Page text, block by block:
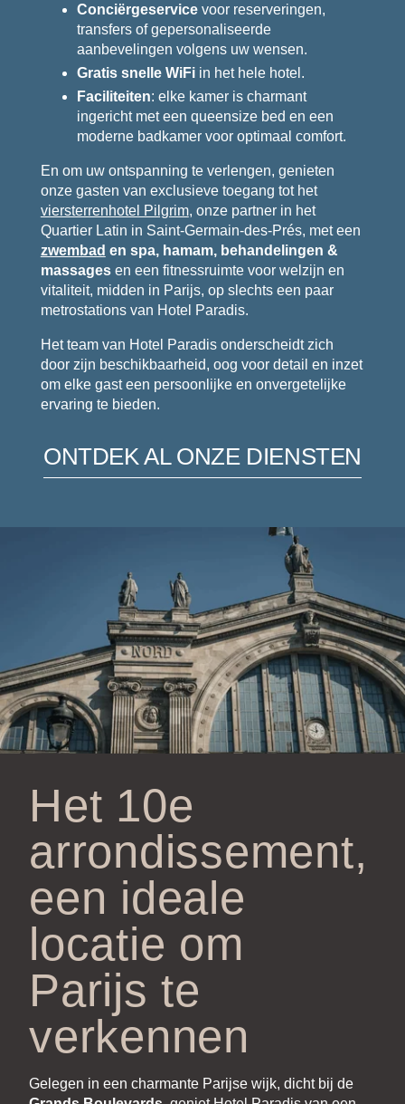
Conciërgeservicevoor reserveringen,
transfers of gepersonaliseerde
aanbevelingen volgens uw wensen.
Gratis snelle WiFiin het hele hotel.
Faciliteiten: elke kamer is charmant
ingericht met een queensize bed en een
moderne badkamer voor optimaal comfort.
En om uw ontspanning te verlengen, genieten
onze gasten van exclusieve toegang tot het
viersterrenhotel Pilgrim, onze partner in het
Quartier Latin in Saint-Germain-des-Prés, met een
zwembad en spa, hamam, behandelingen &
massagesen een fitnessruimte voor welzijn en
vitaliteit, midden in Parijs, op slechts een paar
metrostations van Hotel Paradis.
Het team van Hotel Paradis onderscheidt zich
door zijn beschikbaarheid, oog voor detail en inzet
om elke gast een persoonlijke en onvergetelijke
ervaring te bieden.
ONTDEK AL ONZE DIENSTEN
Het 10e
arrondissement,
een ideale
locatie om
Parijs te
verkennen
Gelegen in een charmante Parijse wijk, dicht bij de